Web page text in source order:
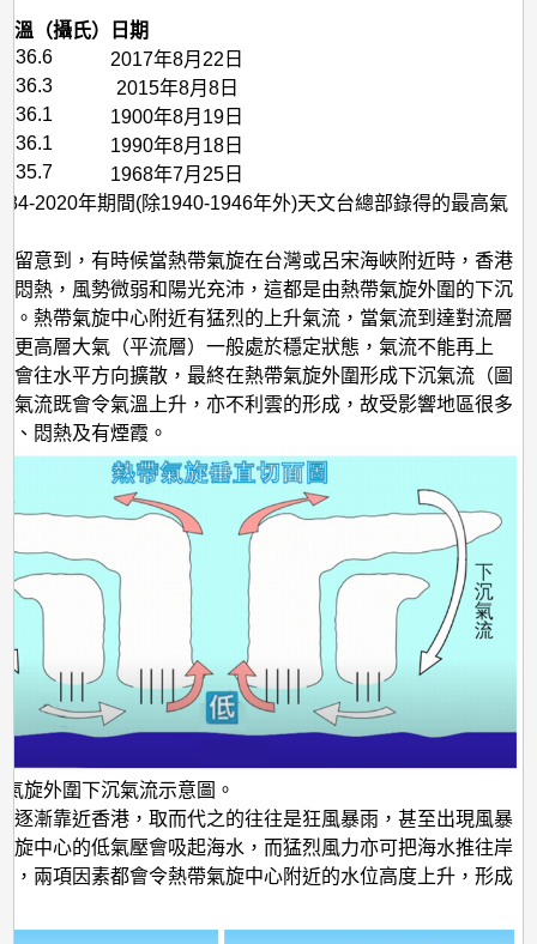
溫（攝氏）
日期
36.6
2017年8月22日
36.3
2015年8月8日
36.1
1900年8月19日
36.1
1990年8月18日
35.7
1968年7月25日
2020年期間(除1940-1946年外)天文台總部錄得的最高氣
留意到，有時候當熱帶氣旋在台灣或呂宋海峽附近時，香港
悶熱，風勢微弱和陽光充沛，這都是由熱帶氣旋外圍的下沉
。熱帶氣旋中心附近有猛烈的上升氣流，當氣流到達對流層
更高層大氣（平流層）一般處於穩定狀態，氣流不能再上
會往水平方向擴散，最終在熱帶氣旋外圍形成下沉氣流（圖
氣流既會令氣溫上升，亦不利雲的形成，故受影響地區很多
、悶熱及有煙霞。
旋外圍下沉氣流示意圖。
逐漸靠近香港，取而代之的往往是狂風暴雨，甚至出現風暴
旋中心的低氣壓會吸起海水，而猛烈風力亦可把海水推往岸
，兩項因素都會令熱帶氣旋中心附近的水位高度上升，形成